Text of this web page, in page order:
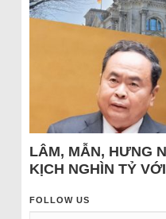
LÂM, MẪN, HƯNG
KỊCH NGHÌN TỶ
FOLLOW US